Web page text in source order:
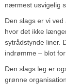
nærmest usvigelig
Den slags er vi
hvor det ikke
sytrådstynde liner.
indrømme – blot
Den slags leg er
grønne